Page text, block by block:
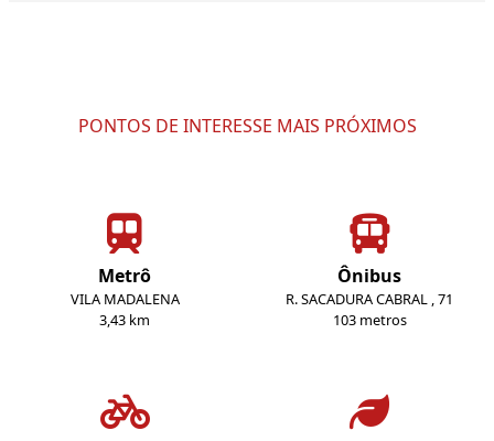
PONTOS DE INTERESSE MAIS PRÓXIMOS
Metrô
VILA MADALENA
3,43 km
Ônibus
R. SACADURA CABRAL , 71
103 metros